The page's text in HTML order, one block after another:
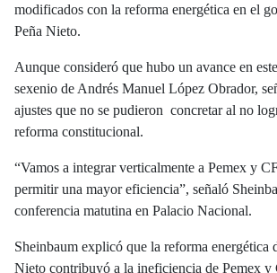
modificados con la reforma energética en el
Peña Nieto.
Aunque consideró que hubo un avance en
sexenio de Andrés Manuel López Obrador,
ajustes que no se pudieron concretar al no
reforma constitucional.
“Vamos a integrar verticalmente a Pemex y
permitir una mayor eficiencia”, señaló
conferencia matutina en Palacio Nacional.
Sheinbaum explicó que la reforma energética
Nieto contribuyó a la ineficiencia de Pemex y